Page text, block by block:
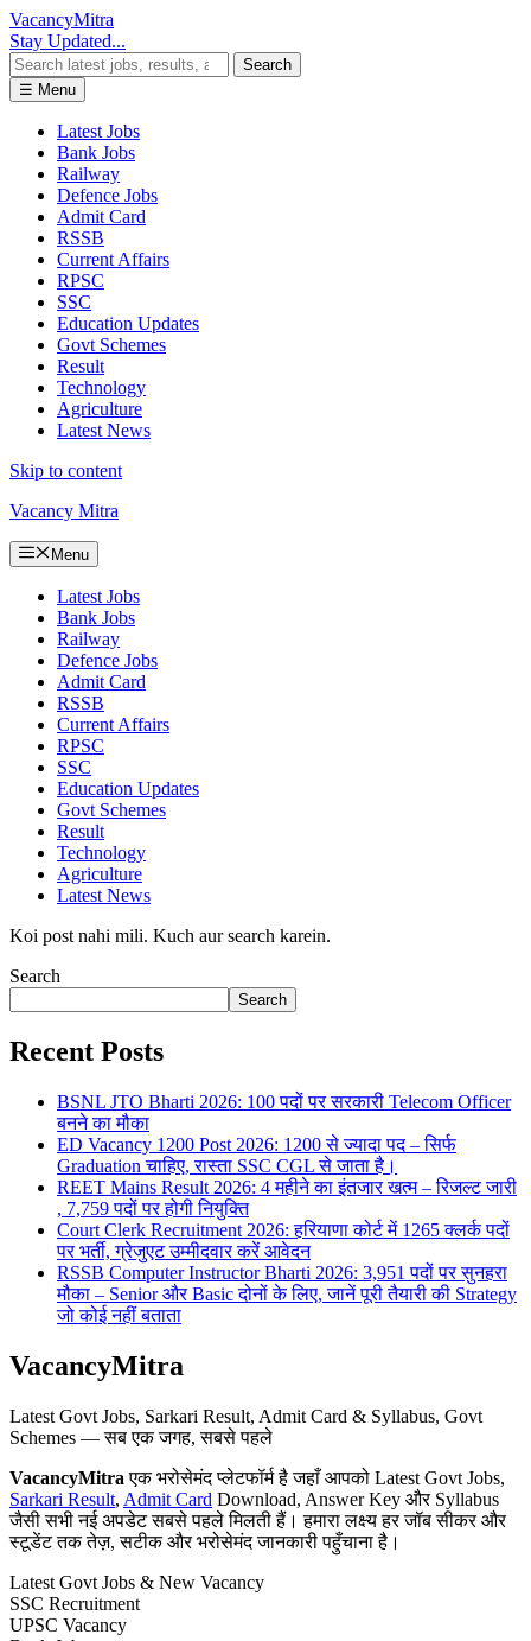
VacancyMitra
Stay Updated...
Search
☰ Menu
Latest Jobs
Bank Jobs
Railway
Defence Jobs
Admit Card
RSSB
Current Affairs
RPSC
SSC
Education Updates
Govt Schemes
Result
Technology
Agriculture
Latest News
Skip to content
Vacancy Mitra
Menu
Latest Jobs
Bank Jobs
Railway
Defence Jobs
Admit Card
RSSB
Current Affairs
RPSC
SSC
Education Updates
Govt Schemes
Result
Technology
Agriculture
Latest News
Koi post nahi mili. Kuch aur search karein.
Search
Search
Recent Posts
BSNL JTO Bharti 2026: 100 पदों पर सरकारी Telecom Officer
बनने का मौका
ED Vacancy 1200 Post 2026: 1200 से ज्यादा पद – सिर्फ
Graduation चाहिए, रास्ता SSC CGL से जाता है।
REET Mains Result 2026: 4 महीने का इंतजार खत्म – रिजल्ट जारी
, 7,759 पदों पर होगी नियुक्ति
Court Clerk Recruitment 2026: हरियाणा कोर्ट में 1265 क्लर्क पदों
पर भर्ती, ग्रेजुएट उम्मीदवार करें आवेदन
RSSB Computer Instructor Bharti 2026: 3,951 पदों पर सुनहरा
मौका – Senior और Basic दोनों के लिए, जानें पूरी तैयारी की Strategy
जो कोई नहीं बताता
VacancyMitra
Latest Govt Jobs, Sarkari Result, Admit Card & Syllabus, Govt
Schemes — सब एक जगह, सबसे पहले
VacancyMitra एक भरोसेमंद प्लेटफॉर्म है जहाँ आपको Latest Govt Jobs,
Sarkari Result, Admit Card Download, Answer Key और Syllabus
जैसी सभी नई अपडेट सबसे पहले मिलती हैं। हमारा लक्ष्य हर जॉब सीकर और
स्टूडेंट तक तेज़, सटीक और भरोसेमंद जानकारी पहुँचाना है।
Latest Govt Jobs & New Vacancy
SSC Recruitment
UPSC Vacancy